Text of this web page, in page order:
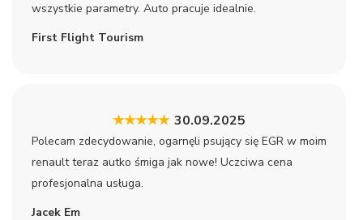
wszystkie parametry. Auto pracuje idealnie.
First Flight Tourism
★★★★★ 30.09.2025
Polecam zdecydowanie, ogarnęli psujący się EGR w moim
renault teraz autko śmiga jak nowe! Uczciwa cena
profesjonalna usługa.
Jacek Em